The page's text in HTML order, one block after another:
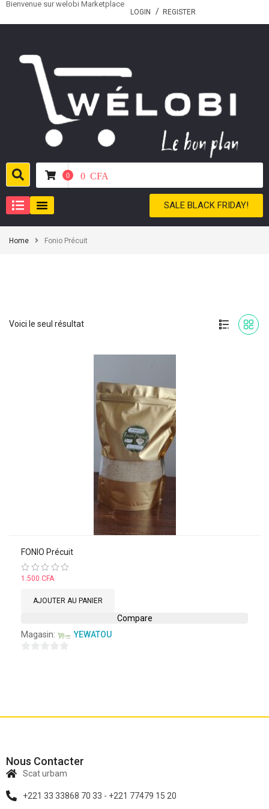
Bienvenue sur welobi Marketplace
LOGIN REGISTER
0 0 CFA
SALE BLACK FRIDAY!
Home Fonio Précuit
Voici le seul résultat
FONIO Précuit
Note
1.500 CFA
AJOUTER AU PANIER
Compare
Magasin:
YEWATOU
Nous Contacter
Scat urbam
+221 33 33868 70 33 - +221 77479 15 20